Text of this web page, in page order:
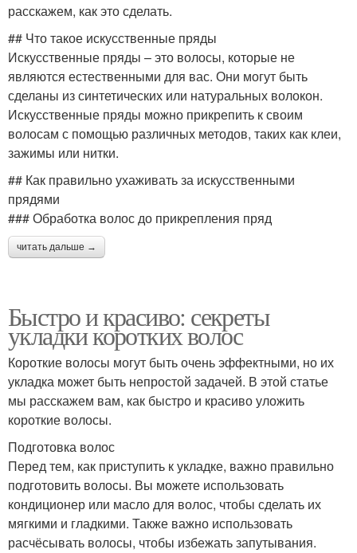
расскажем, как это сделать.
## Что такое искусственные пряды
Искусственные пряды – это волосы, которые не
являются естественными для вас. Они могут быть
сделаны из синтетических или натуральных волокон.
Искусственные пряды можно прикрепить к своим
волосам с помощью различных методов, таких как клеи,
зажимы или нитки.
## Как правильно ухаживать за искусственными
прядями
### Обработка волос до прикрепления пряд
читать дальше →
Быстро и красиво: секреты
укладки коротких волос
Короткие волосы могут быть очень эффектными, но их
укладка может быть непростой задачей. В этой статье
мы расскажем вам, как быстро и красиво уложить
короткие волосы.
Подготовка волос
Перед тем, как приступить к укладке, важно правильно
подготовить волосы. Вы можете использовать
кондиционер или масло для волос, чтобы сделать их
мягкими и гладкими. Также важно использовать
расчёсывать волосы, чтобы избежать запутывания.